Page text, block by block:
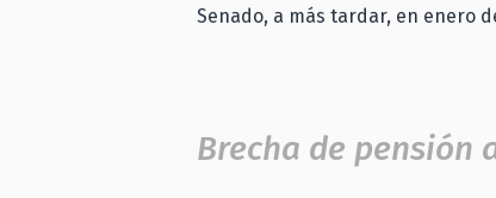
Senado, a más tardar, en enero
Brecha de pensión